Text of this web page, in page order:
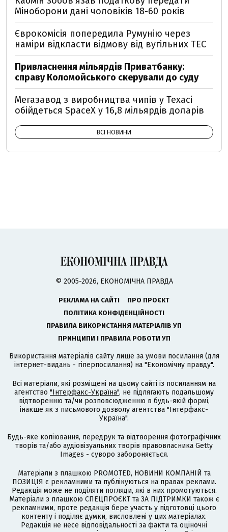
Міноборони дані чоловіків 18-60 років
Єврокомісія попередила Румунію через
наміри відкласти відмову від вугільних ТЕС
Привласнення мільярдів Приватбанку:
справу Коломойського скерували до суду
Мегазавод з виробництва чипів у Техасі
обійдеться SpaceX у 16,8 мільярдів доларів
ВСІ НОВИНИ
© 2005-2026, ЕКОНОМІЧНА ПРАВДА
РЕКЛАМА НА САЙТІ
ПРО ПРОЄКТ
ПОЛІТИКА КОНФІДЕНЦІЙНОСТІ
ПРАВИЛА ВИКОРИСТАННЯ МАТЕРІАЛІВ УП
ПРИНЦИПИ І ПРАВИЛА РОБОТИ УП
Використання матеріалів сайту лише за умови посилання (для
інтернет-видань - гіперпосилання) на "Економічну правду".
Всі матеріали, які розміщені на цьому сайті із посиланням на
агентство "Інтерфакс-Україна", не підлягають подальшому
відтворенню та/чи розповсюдженню в будь-якій формі,
інакше як з письмового дозволу агентства "Інтерфакс-
Україна".
Будь-яке копіювання, передрук та відтворення фотографічних
творів та/або аудіовізуальних творів правовласника Getty
Images - суворо забороняється.
Матеріали з плашкою PROMOTED, НОВИНИ КОМПАНІЙ та
ПОЗИЦІЯ є рекламними та публікуються на правах реклами.
Редакція може не поділяти погляди, які в них промотуються.
Матеріали з плашкою СПЕЦПРОЄКТ та ЗА ПІДТРИМКИ також є
рекламними, проте редакція бере участь у підготовці цього
контенту і поділяє думки, висловлені у цих матеріалах.
Редакція не несе відповідальності за факти та оціночні